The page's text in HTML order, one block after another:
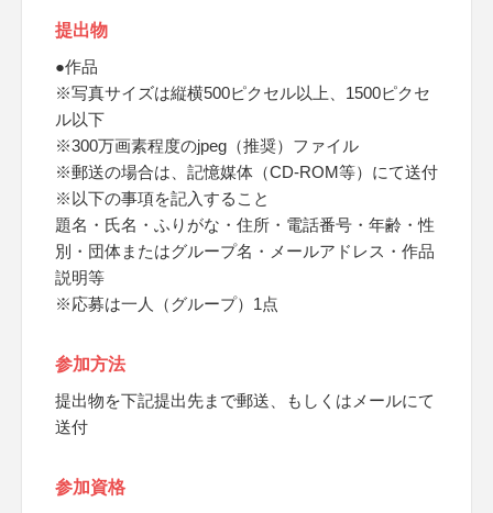
提出物
●作品
※写真サイズは縦横500ピクセル以上、1500ピクセ
ル以下
※300万画素程度のjpeg（推奨）ファイル
※郵送の場合は、記憶媒体（CD-ROM等）にて送付
※以下の事項を記入すること
題名・氏名・ふりがな・住所・電話番号・年齢・性
別・団体またはグループ名・メールアドレス・作品
説明等
※応募は一人（グループ）1点
参加方法
提出物を下記提出先まで郵送、もしくはメールにて
送付
参加資格